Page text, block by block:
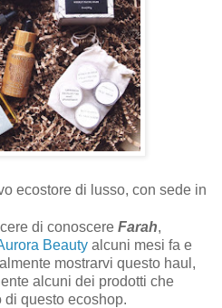
ecostore di lusso, con sede in
di conoscere Farah,
Beauty alcuni mesi fa e
mostrarvi questo haul,
alcuni dei prodotti che
di questo ecoshop.